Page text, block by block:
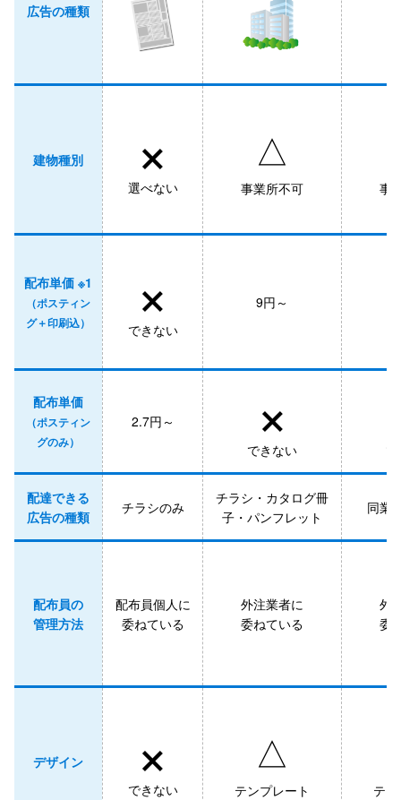
広告の種類
建物種別 ×
選べない
△
事業所不可 事
配布単価 ※1
（ポスティン
グ＋印刷込）
×
できない
9円～
配布単価
（ポスティン
グのみ）
2.7円～ ×
できない
配達できる
広告の種類
チラシのみ
チラシ・カタログ冊
子・パンフレット
同業
配布員の
管理方法
配布員個人に
委ねている
外注業者に
委ねている
外
委
デザイン ×
できない
△
テンプレート テ